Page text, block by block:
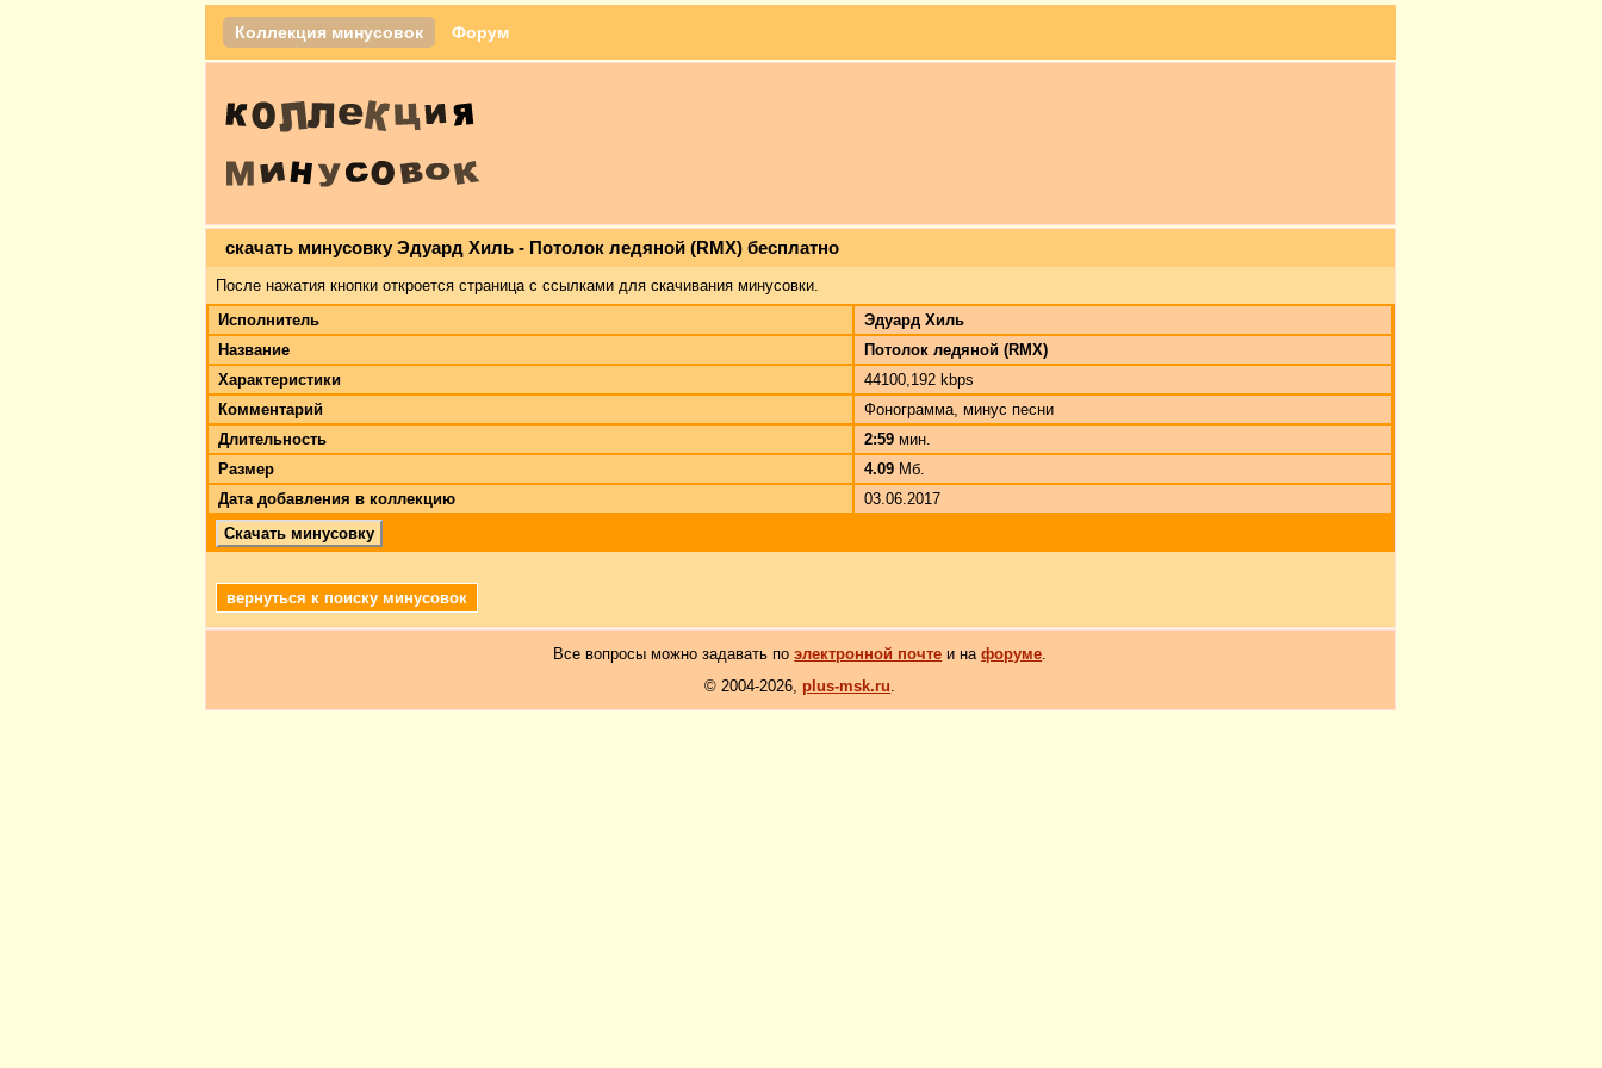
Коллекция минусовок Форум
скачать минусовку Эдуард Хиль - Потолок ледяной (RMX) бесплатно
После нажатия кнопки откроется страница с ссылками для скачивания минусовки.
Исполнитель
Эдуард Хиль
Название
Потолок ледяной (RMX)
Характеристики
44100,192 kbps
Комментарий
Фонограмма, минус песни
Длительность
2:59 мин.
Размер
4.09 Мб.
Дата добавления в коллекцию
03.06.2017
Скачать минусовку
вернуться к поиску минусовок
Все вопросы можно задавать поэлектронной почте и нафоруме.
© 2004-2026, plus-msk.ru.